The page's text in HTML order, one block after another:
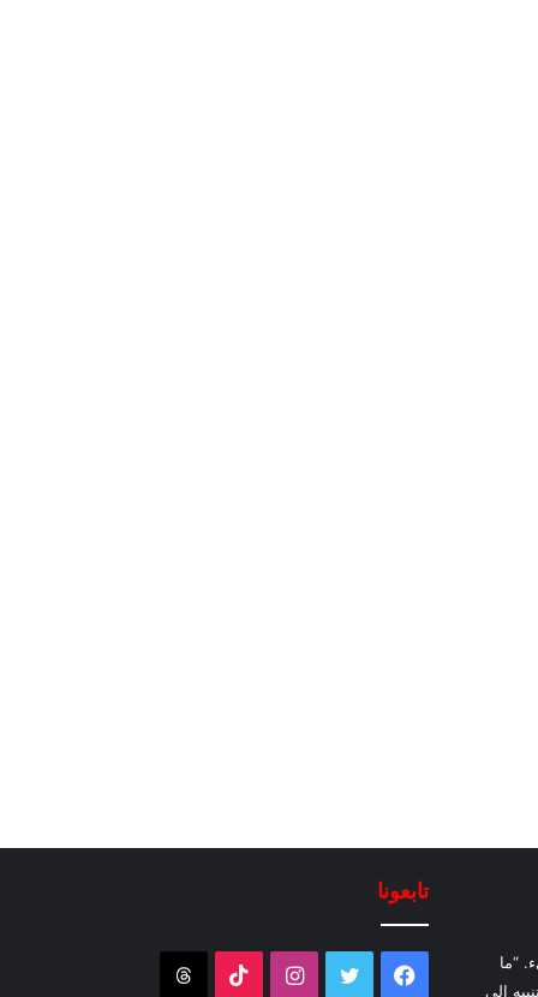
“ما
إلى
تابعونا
فيسبوك تويتر انستقرام‫TikTok